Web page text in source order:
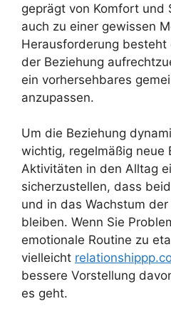
geprägt von Komfort und
auch zu einer gewissen
Herausforderung besteht
der Beziehung
ein vorhersehbares
anzupassen.
Um die Beziehung
wichtig, regelmäßig neue
Aktivitäten in den Alltag
sicherzustellen, dass
und in das Wachstum
bleiben. Wenn Sie
emotionale Routine zu
vielleicht
bessere Vorstellung
es geht.